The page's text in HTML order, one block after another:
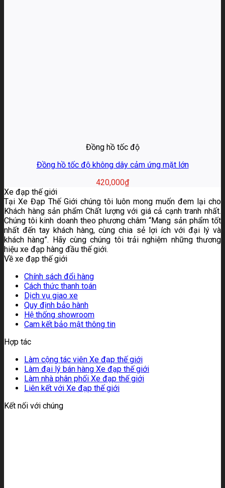
Đồng hồ tốc độ
Đồng hồ tốc độ không dây cảm ứng mặt lớn
420,000₫
Xe đạp thế giới
Tại Xe Đạp Thế Giới chúng tôi luôn mong muốn đem lại cho
Khách hàng sản phẩm Chất lượng với giá cả cạnh tranh nhất.
Chúng tôi kinh doanh theo phương châm “Mang sản phẩm tốt
nhất đến tay khách hàng, cùng chia sẻ lợi ích với đại lý và
khách hàng”. Hãy cùng chúng tôi trải nghiệm những thương
hiệu xe đạp hàng đầu thế giới.
Về xe đạp thế giới
Chính sách đổi hàng
Cách thức thanh toán
Dịch vụ giao xe
Quy định bảo hành
Hệ thống showroom
Cam kết bảo mật thông tin
Hợp tác
Làm cộng tác viên Xe đạp thế giới
Làm đại lý bán hàng Xe đạp thế giới
Làm nhà phân phối Xe đạp thế giới
Liên kết với Xe đạp thế giới
Kết nối với chúng